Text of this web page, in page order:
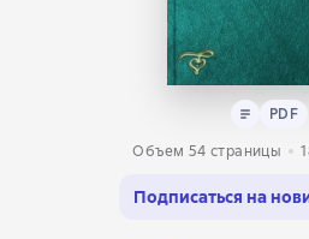
Текст PDF
PDF
Объем 54 страницы
Подписаться на